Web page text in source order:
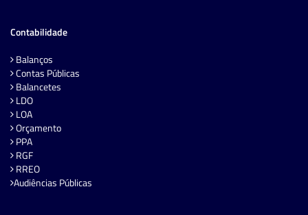
Contabilidade
Balanços
Contas Públicas
Balancetes
LDO
LOA
Orçamento
PPA
RGF
RREO
Audiências Públicas